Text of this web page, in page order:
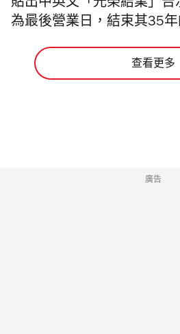
貼出中英文「光榮結業」告
為最後營業日，結束其35年
查看更多
廣告